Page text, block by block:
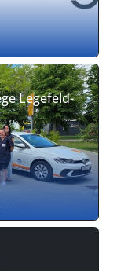
Legefeld-